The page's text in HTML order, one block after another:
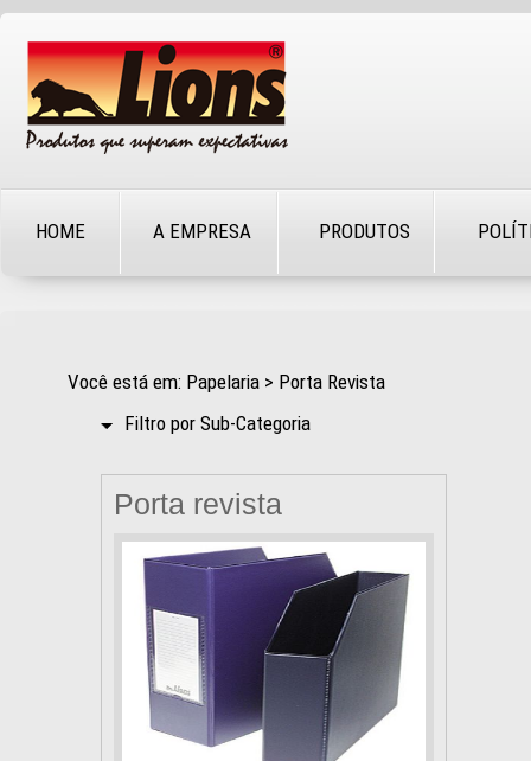
HOME A EMPRESA PRODUTOS
Você está em: Papelaria > Porta Revista
Filtro por Sub-Categoria
Porta revista